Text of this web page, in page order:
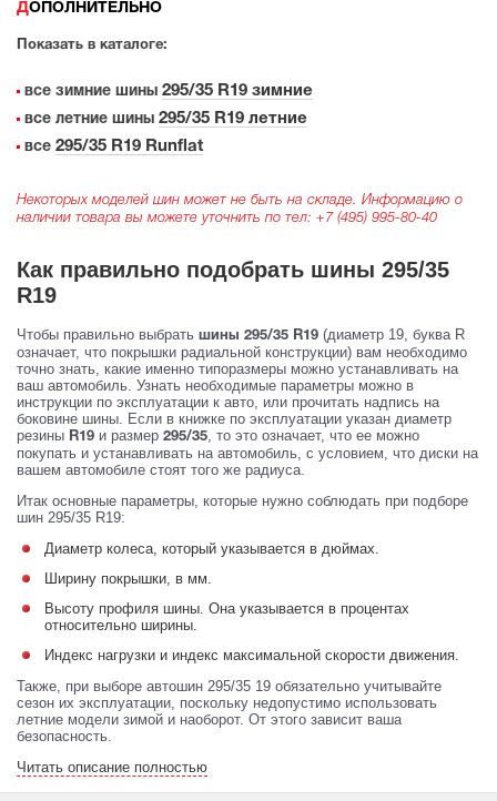
ДОПОЛНИТЕЛЬНО
Показать в каталоге:
все зимние шины 295/35 R19 зимние
все летние шины 295/35 R19 летние
все 295/35 R19 Runflat
Некоторых моделей шин может не быть на складе. Информацию о
наличии товара вы можете уточнить по тел: +7 (495) 995-80-40
Как правильно подобрать шины 295/35
R19
Чтобы правильно выбрать шины 295/35 R19 (диаметр 19, буква R
означает, что покрышки радиальной конструкции) вам необходимо
точно знать, какие именно типоразмеры можно устанавливать на
ваш автомобиль. Узнать необходимые параметры можно в
инструкции по эксплуатации к авто, или прочитать надпись на
боковине шины. Если в книжке по эксплуатации указан диаметр
резины R19 и размер 295/35, то это означает, что ее можно
покупать и устанавливать на автомобиль, с условием, что диски на
вашем автомобиле стоят того же радиуса.
Итак основные параметры, которые нужно соблюдать при подборе
шин 295/35 R19:
Диаметр колеса, который указывается в дюймах.
Ширину покрышки, в мм.
Высоту профиля шины. Она указывается в процентах
относительно ширины.
Индекс нагрузки и индекс максимальной скорости движения.
Также, при выборе автошин 295/35 19 обязательно учитывайте
сезон их эксплуатации, поскольку недопустимо использовать
летние модели зимой и наоборот. От этого зависит ваша
безопасность.
Читать описание полностью